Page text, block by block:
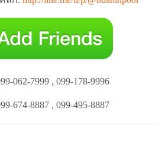
062-7999 , 099-178-9996
674-8887 , 099-495-8887